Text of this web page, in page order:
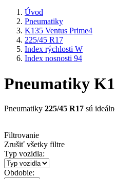
Úvod
Pneumatiky
K135 Ventus Prime4
225/45 R17
Index rýchlosti W
Index nosnosti 94
Pneumatiky
Pneumatiky 225/45 R17 sú
Filtrovanie
Zrušiť všetky filtre
Typ vozidla:
Obdobie: